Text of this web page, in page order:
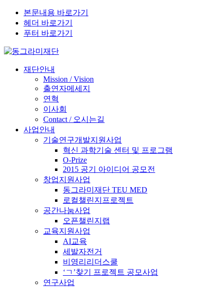
본문내용 바로가기
헤더 바로가기
푸터 바로가기
재단안내
Mission / Vision
출연자메세지
연혁
이사회
Contact / 오시는길
사업안내
기술연구개발지원사업
혁신 과학기술 센터 및 프로그램
O-Prize
2015 공기 아이디어 공모전
창업지원사업
동그라미재단 TEU MED
로컬챌린지프로젝트
공간나눔사업
오픈챌린지랩
교육지원사업
AI교육
세발자전거
비영리리더스쿨
‘ㄱ’찾기 프로젝트 공모사업
연구사업